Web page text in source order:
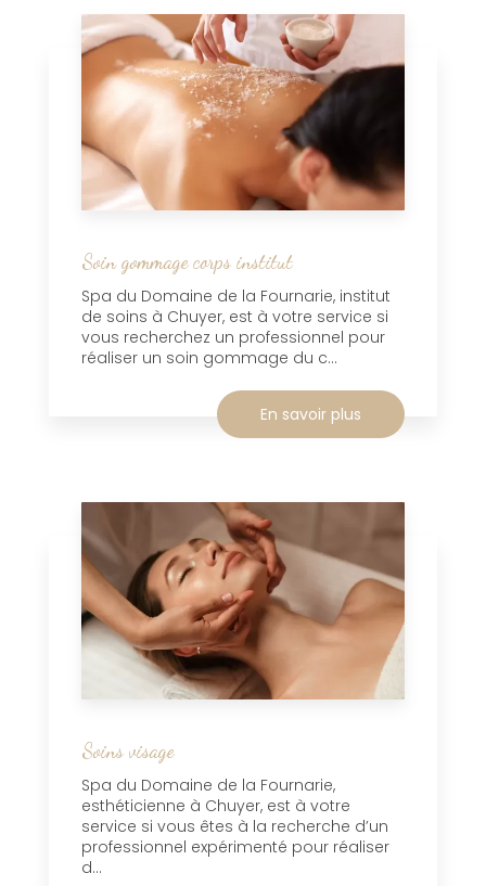
Soin gommage corps institut
Spa du Domaine de la Fournarie, institut
de soins à Chuyer, est à votre service si
vous recherchez un professionnel pour
réaliser un soin gommage du c...
En savoir plus
Soins visage
Spa du Domaine de la Fournarie,
esthéticienne à Chuyer, est à votre
service si vous êtes à la recherche d’un
professionnel expérimenté pour réaliser
d...